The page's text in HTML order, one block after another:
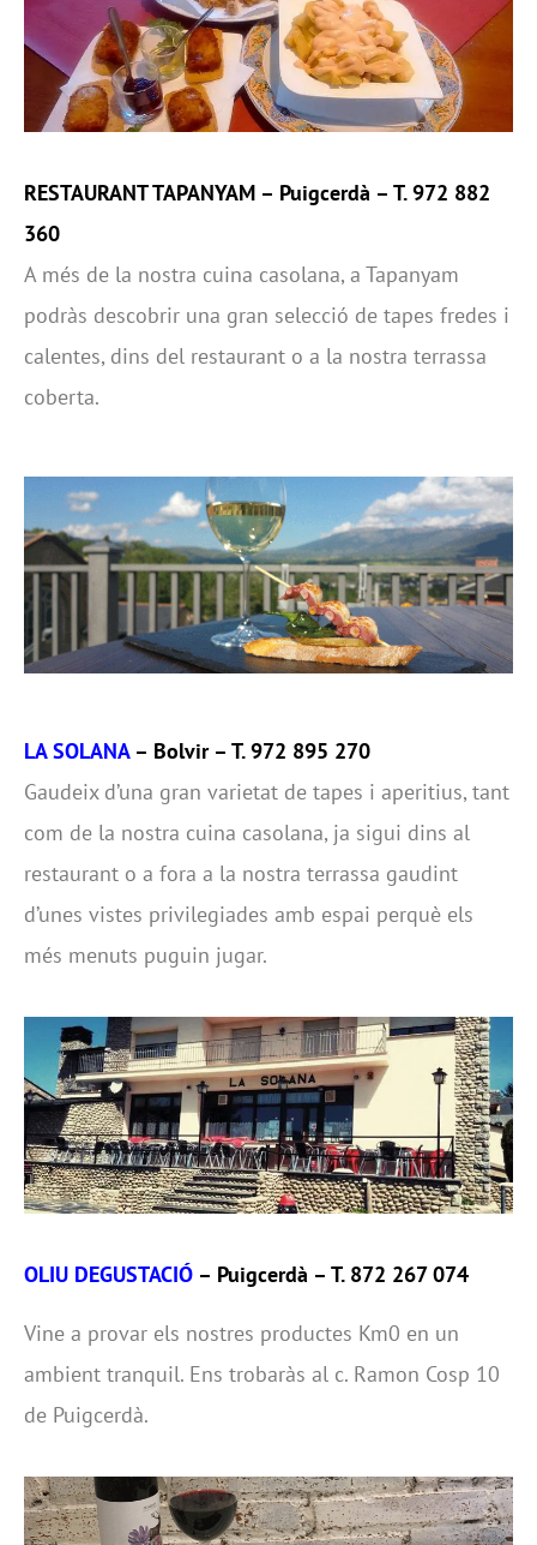
RESTAURANT TAPANYAM – Puigcerdà – T. 972 882
360
A més de la nostra cuina casolana, a Tapanyam
podràs descobrir una gran selecció de tapes fredes i
calentes, dins del restaurant o a la nostra terrassa
coberta.
LA SOLANA– Bolvir – T. 972 895 270
Gaudeix d’una gran varietat de tapes i aperitius, tant
com de la nostra cuina casolana, ja sigui dins al
restaurant o a fora a la nostra terrassa gaudint
d’unes vistes privilegiades amb espai perquè els
més menuts puguin jugar.
OLIU DEGUSTACIÓ – Puigcerdà – T. 872 267 074
Vine a provar els nostres productes Km0 en un
ambient tranquil. Ens trobaràs al c. Ramon Cosp 10
de Puigcerdà.